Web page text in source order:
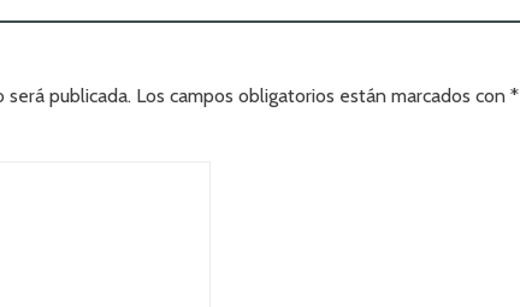
será publicada. Los campos obligatorios están marcados con*